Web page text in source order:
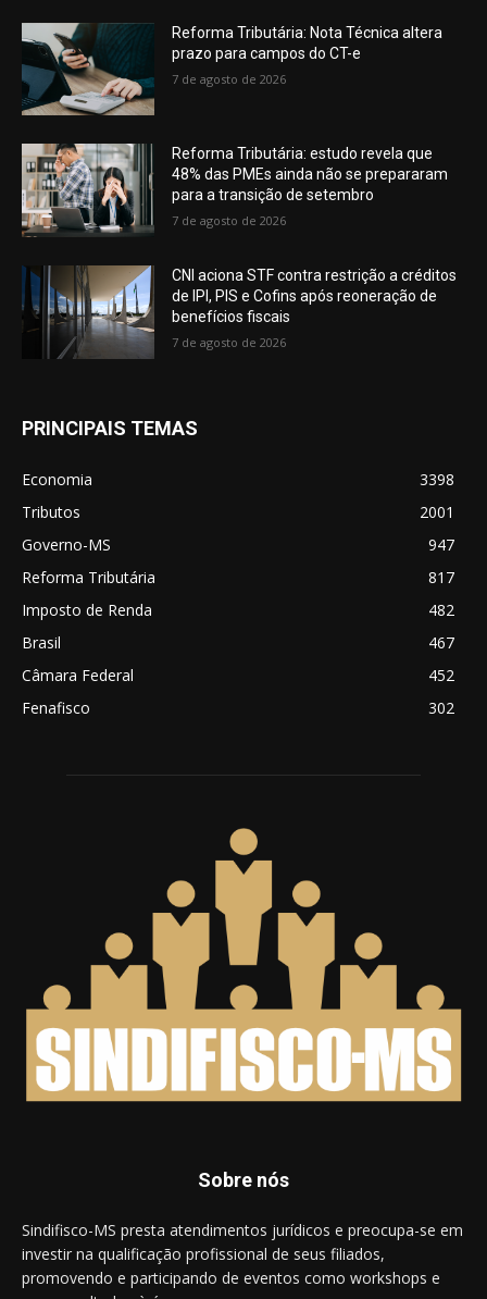
Reforma Tributária: Nota Técnica altera
prazo para campos do CT-e
7 de agosto de 2026
Reforma Tributária: estudo revela que
48% das PMEs ainda não se prepararam
para a transição de setembro
7 de agosto de 2026
CNI aciona STF contra restrição a créditos
de IPI, PIS e Cofins após reoneração de
benefícios fiscais
7 de agosto de 2026
PRINCIPAIS TEMAS
Economia
3398
Tributos
2001
Governo-MS
947
Reforma Tributária
817
Imposto de Renda
482
Brasil
467
Câmara Federal
452
Fenafisco
302
Sobre nós
Sindifisco-MS presta atendimentos jurídicos e preocupa-se em
investir na qualificação profissional de seus filiados,
promovendo e participando de eventos como workshops e